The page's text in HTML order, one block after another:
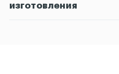
изготовления